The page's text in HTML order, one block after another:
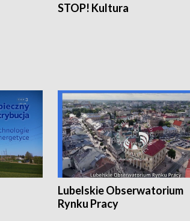
STOP! Kultura
Lubelskie Obserwatorium
Rynku Pracy